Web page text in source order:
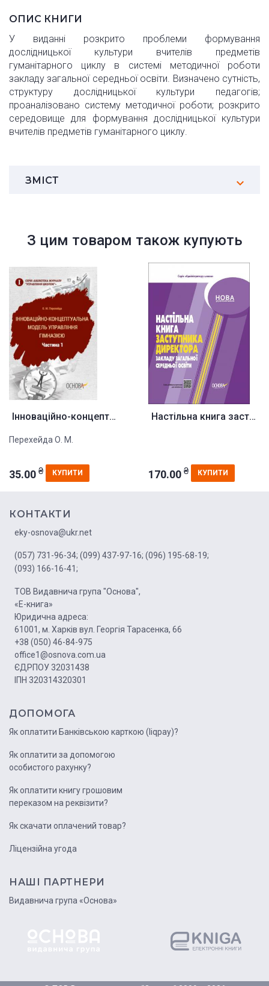
ОПИС КНИГИ
У виданні розкрито проблеми формування
дослідницької культури вчителів предметів
гуманітарного циклу в системі методичної роботи
закладу загальної середньої освіти. Визначено сутність,
структуру дослідницької культури педагогів;
проаналізовано систему методичної роботи; розкрито
середовище для формування дослідницької культури
вчителів предметів гуманітарного циклу.
ЗМІСТ
З цим товаром також купують
Інноваційно-концептуальна моде...
Перехейда О. М.
35.00 ₴ КУПИТИ
Настільна книга заступника дир...
170.00 ₴ КУПИТИ
КОНТАКТИ
eky-osnova@ukr.net
(057) 731-96-34; (099) 437-97-16; (096) 195-68-19;
(093) 166-16-41;
ТОВ Видавнича група "Основа",
«Е-книга»
Юридична адреса:
61001, м. Харків вул. Георгія Тарасенка, 66
+38 (050) 46-84-975
office1@osnova.com.ua
ЄДРПОУ 32031438
ІПН 320314320301
ДОПОМОГА
Як оплатити Банківською карткою (liqpay)?
Як оплатити за допомогою
особистого рахунку?
Як оплатити книгу грошовим
переказом на реквізити?
Як скачати оплачений товар?
Ліцензійна угода
НАШІ ПАРТНЕРИ
Видавнича група «Основа»